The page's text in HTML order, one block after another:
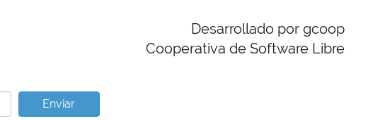
Desarrollado por gcoop
Cooperativa de Software Libre
Enviar